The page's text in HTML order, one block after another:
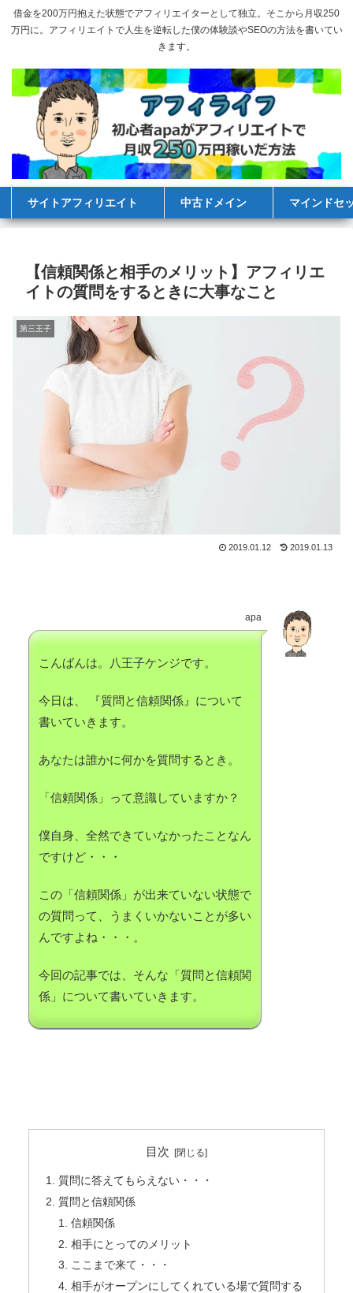
借金を200万円抱えた状態でアフィリエイターとして独立。そこから月収250
万円に。アフィリエイトで人生を逆転した僕の体験談やSEOの方法を書いてい
きます。
サイトアフィリエイト 中古ドメイン マインドセ
【信頼関係と相手のメリット】アフィリエ
イトの質問をするときに大事なこと
第三王子
2019.01.12 2019.01.13
apa
こんばんは。八王子ケンジです。
今日は、 『質問と信頼関係』について
書いていきます。
あなたは誰かに何かを質問するとき。
「信頼関係」って意識していますか？
僕自身、全然できていなかったことなん
ですけど・・・
この「信頼関係」が出来ていない状態で
の質問って、うまくいかないことが多い
んですよね・・・。
今回の記事では、そんな「質問と信頼関
係」について書いていきます。
目次
質問に答えてもらえない・・・
質問と信頼関係
信頼関係
相手にとってのメリット
ここまで来て・・・
相手がオープンにしてくれている場で質問する